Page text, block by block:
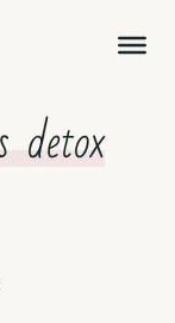
detox